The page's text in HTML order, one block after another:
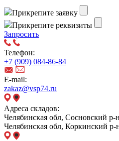
Прикрепите заявку
Прикрепите реквизиты
Запросить
Телефон:
+7 (909) 084-86-84
E-mail:
zakaz@vsp74.ru
Адреса складов:
Челябинская обл, Сосновский
Челябинская обл, Коркинский р-